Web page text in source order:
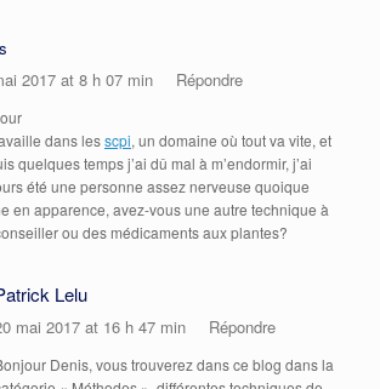
2017 at 8 h 07 min
Répondre
dans lesscpi, un domaine où tout va vite, et
quelques temps j’ai dû mal à m’endormir, j’ai
été une personne assez nerveuse quoique
en apparence, avez-vous une autre technique à
ou des médicaments aux plantes?
Lelu
mai 2017 at 16 h 47 min Répondre
Denis, vous trouverez dans ce blog dans la